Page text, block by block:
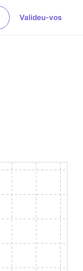
Valideu-vos